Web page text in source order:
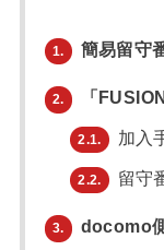
1. 簡易留守
2. 「
2.1. 加入
2.2. 留守
3. docomo